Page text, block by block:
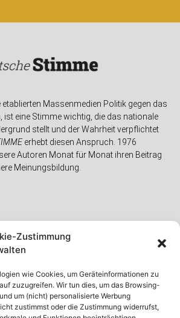
Zustimmung
wie Cookies, um Geräteinformationen zu
zuzugreifen. Wir tun dies, um das Browsing-
um (nicht) personalisierte Werbung
zustimmst oder die Zustimmung widerrufst,
etablierten Massenmedien Politik gegen das
ist eine Stimme wichtig, die das nationale
stellt und der Wahrheit verpflichtet
erhebt diesen Anspruch. 1976
Autoren Monat für Monat ihren Beitrag
Meinungsbildung.
Rubriken
Deutschland
Ausland
Gespräch
Rechtliche Hinweise
Impressum
Datenschutzerklärung